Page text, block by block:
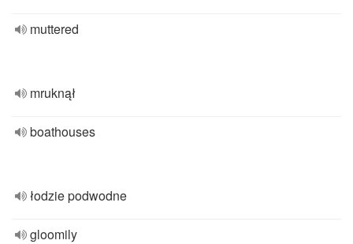
muttered
mruknął
boathouses
łodzie podwodne
gloomily